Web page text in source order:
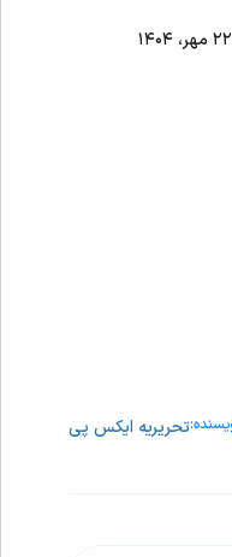
۲۲ مهر، ۱۴۰۴
تحریریه ایکس پی